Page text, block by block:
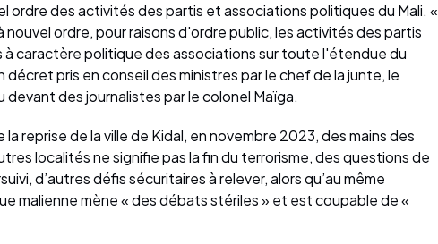
ordre des activités des partis et associations politiques du Mali. «
ordre, pour raisons d'ordre public, les activités des partis
caractère politique des associations sur toute l'étendue du
décret pris en conseil des ministres par le chef de la junte, le
devant des journalistes par le colonel Maïga.
reprise de la ville de Kidal, en novembre 2023, des mains des
localités ne signifie pas la fin du terrorisme, des questions de
d’autres défis sécuritaires à relever, alors qu’au même
malienne mène « des débats stériles » et est coupable de «